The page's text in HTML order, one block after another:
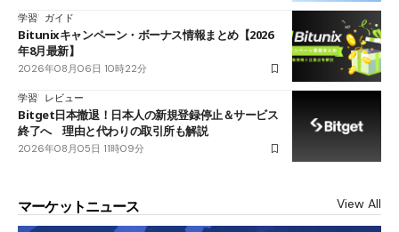
学習 ガイド
Bitunixキャンペーン・ボーナス情報まとめ【2026
年8月最新】
2026年08月06日 10時22分
学習 レビュー
Bitget日本撤退！日本人の新規登録停止＆サービス
終了へ 理由と代わりの取引所も解説
2026年08月05日 11時09分
マーケットニュース View All